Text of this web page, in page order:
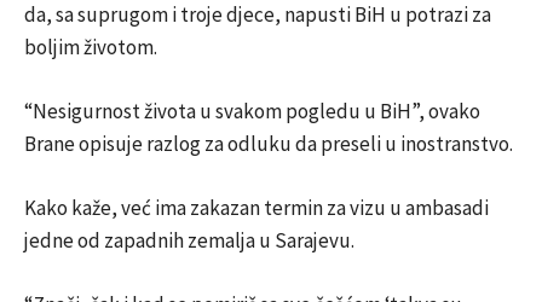
da, sa suprugom i troje djece, napusti BiH u potrazi za
boljim životom.
“Nesigurnost života u svakom pogledu u BiH”, ovako
Brane opisuje razlog za odluku da preseli u inostranstvo.
Kako kaže, već ima zakazan termin za vizu u ambasadi
jedne od zapadnih zemalja u Sarajevu.